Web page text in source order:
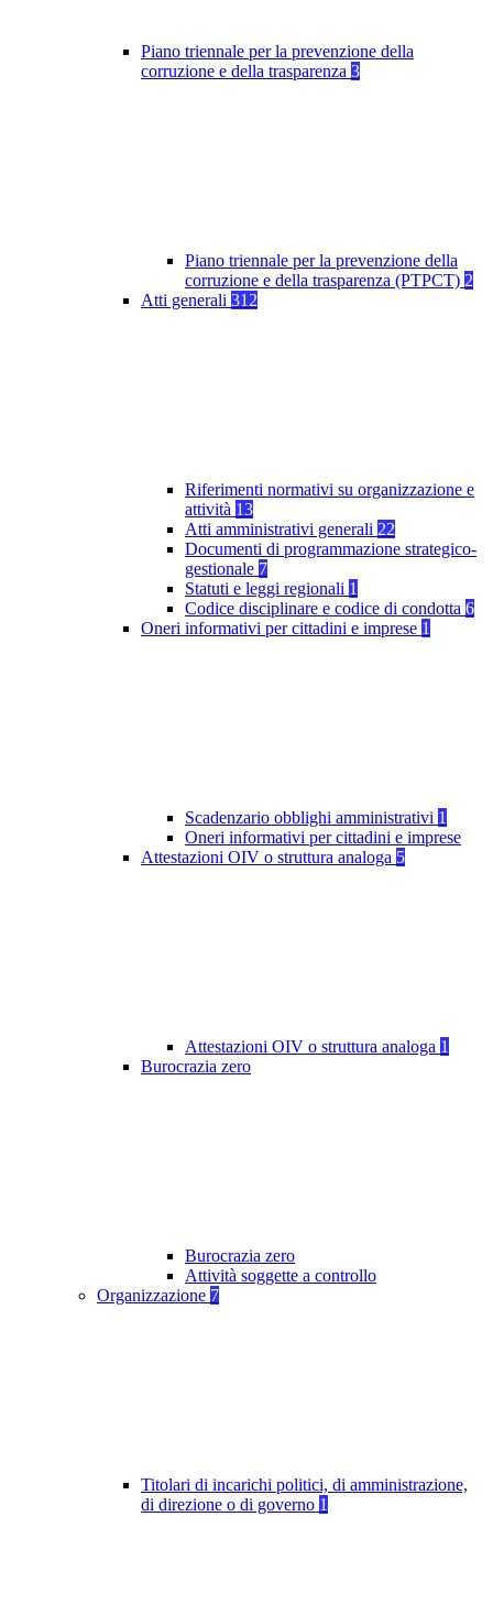
Piano triennale per la prevenzione della
corruzione e della trasparenza 3
Piano triennale per la prevenzione della
corruzione e della trasparenza (PTPCT) 2
Atti generali 312
Riferimenti normativi su organizzazione e
attività 13
Atti amministrativi generali 22
Documenti di programmazione strategico-
gestionale 7
Statuti e leggi regionali 1
Codice disciplinare e codice di condotta 6
Oneri informativi per cittadini e imprese 1
Scadenzario obblighi amministrativi 1
Oneri informativi per cittadini e imprese
Attestazioni OIV o struttura analoga 5
Attestazioni OIV o struttura analoga 1
Burocrazia zero
Burocrazia zero
Attività soggette a controllo
Organizzazione 7
Titolari di incarichi politici, di amministrazione,
di direzione o di governo 1